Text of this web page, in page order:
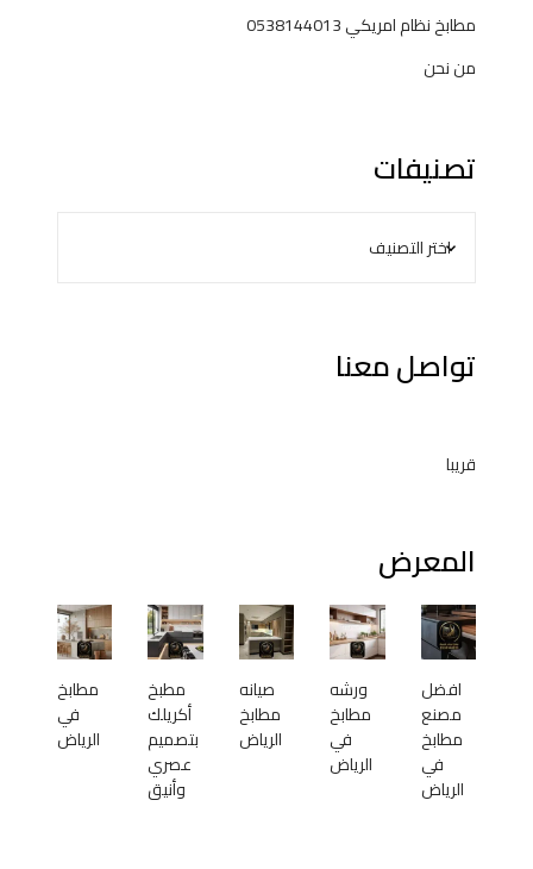
مطابخ نظام امريكي 0538144013
من نحن
تصنيفات
تواصل معنا
قريبا
المعرض
افضل
مصنع
مطابخ
في
الرياض
ورشه
مطابخ
في
الرياض
صيانه
مطابخ
الرياض
مطبخ
أكريلك
بتصميم
عصري
وأنيق
مطابخ
في
الرياض